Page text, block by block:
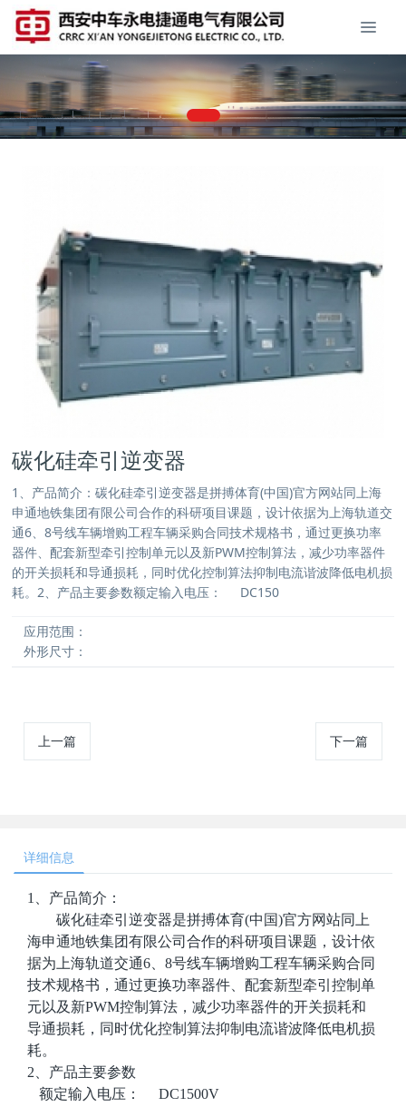
碳化硅牵引逆变器
1、产品简介：碳化硅牵引逆变器是拼搏体育(中国)官方网站同上海
申通地铁集团有限公司合作的科研项目课题，设计依据为上海轨道交
通6、8号线车辆增购工程车辆采购合同技术规格书，通过更换功率
器件、配套新型牵引控制单元以及新PWM控制算法，减少功率器件
的开关损耗和导通损耗，同时优化控制算法抑制电流谐波降低电机损
耗。2、产品主要参数额定输入电压： DC150
应用范围：
外形尺寸：
上一篇 下一篇
详细信息
1
、产品简介：
碳化硅牵引逆变器是拼搏体育(中国)官方网站同上
海申通地铁集团有限公司合作的科研项目课题，设计依
据为上海轨道交通6、8号线车辆增购工程车辆采购合同
技术规格书，通过更换功率器件、配套新型牵引控制单
元以及新PWM控制算法，减少功率器件的开关损耗和
导通损耗，同时优化控制算法抑制电流谐波降低电机损
耗。
2 、产品主要参数
额定输入电压： DC1500V